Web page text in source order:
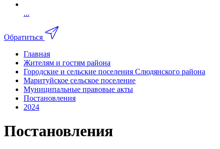
...
Обратиться
Главная
Жителям и гостям района
Городские и сельские поселения Слюдянского района
Маритуйское сельское поселение
Муниципальные правовые акты
Постановления
2024
Постановления